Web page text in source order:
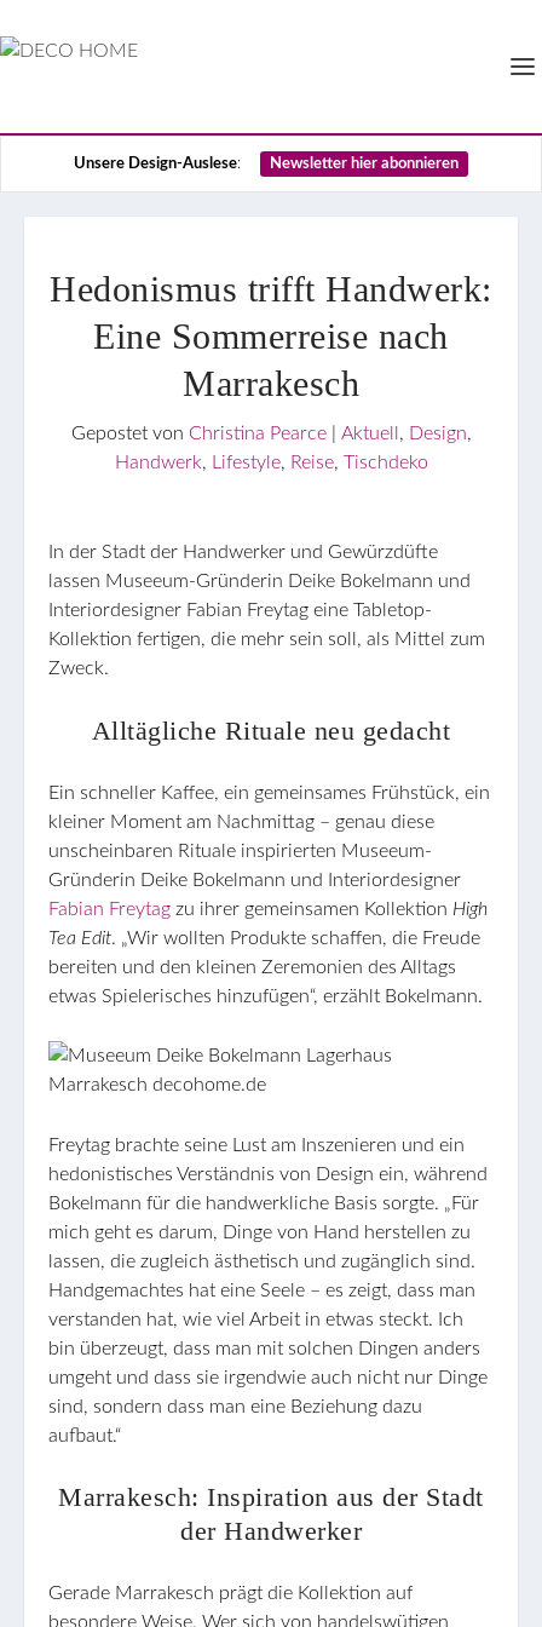
Unsere Design-Auslese: Newsletter hier abonnieren
Hedonismus trifft Handwerk:
Eine Sommerreise nach
Marrakesch
Gepostet von Christina Pearce| Aktuell , Design,
Handwerk, Lifestyle, Reise, Tischdeko
In der Stadt der Handwerker und Gewürzdüfte
lassen Museeum-Gründerin Deike Bokelmann und
Interiordesigner Fabian Freytag eine Tabletop-
Kollektion fertigen, die mehr sein soll, als Mittel zum
Zweck.
Alltägliche Rituale neu gedacht
Ein schneller Kaffee, ein gemeinsames Frühstück, ein
kleiner Moment am Nachmittag – genau diese
unscheinbaren Rituale inspirierten Museeum-
Gründerin Deike Bokelmann und Interiordesigner
Fabian Freytag zu ihrer gemeinsamen Kollektion High
Tea Edit. „Wir wollten Produkte schaffen, die Freude
bereiten und den kleinen Zeremonien des Alltags
etwas Spielerisches hinzufügen“, erzählt Bokelmann.
Freytag brachte seine Lust am Inszenieren und ein
hedonistisches Verständnis von Design ein, während
Bokelmann für die handwerkliche Basis sorgte. „Für
mich geht es darum, Dinge von Hand herstellen zu
lassen, die zugleich ästhetisch und zugänglich sind.
Handgemachtes hat eine Seele – es zeigt, dass man
verstanden hat, wie viel Arbeit in etwas steckt. Ich
bin überzeugt, dass man mit solchen Dingen anders
umgeht und dass sie irgendwie auch nicht nur Dinge
sind, sondern dass man eine Beziehung dazu
aufbaut.“
Marrakesch: Inspiration aus der Stadt
der Handwerker
Gerade Marrakesch prägt die Kollektion auf
besondere Weise. Wer sich von handelswütigen